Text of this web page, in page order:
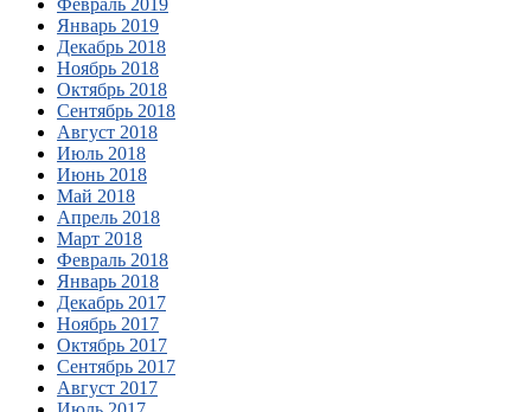
Февраль 2019
Январь 2019
Декабрь 2018
Ноябрь 2018
Октябрь 2018
Сентябрь 2018
Август 2018
Июль 2018
Июнь 2018
Май 2018
Апрель 2018
Март 2018
Февраль 2018
Январь 2018
Декабрь 2017
Ноябрь 2017
Октябрь 2017
Сентябрь 2017
Август 2017